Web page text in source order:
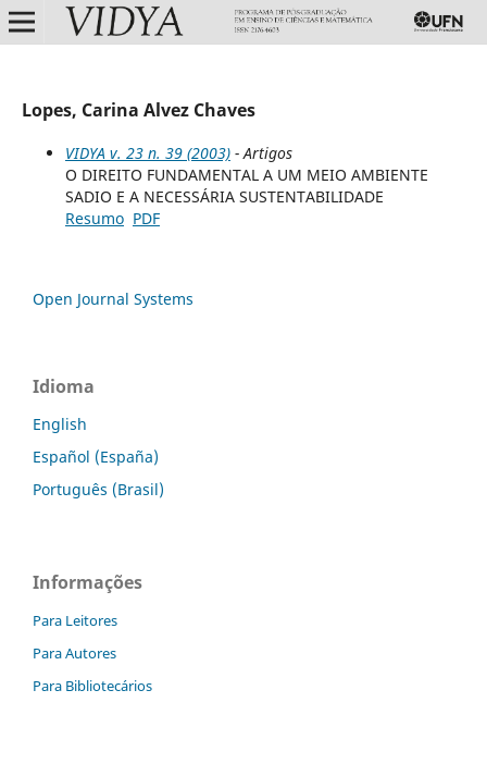
Lopes, Carina Alvez Chaves
VIDYA v. 23 n. 39 (2003)- Artigos
O DIREITO FUNDAMENTAL A UM MEIO AMBIENTE
SADIO E A NECESSÁRIA SUSTENTABILIDADE
Resumo PDF
Open Journal Systems
Idioma
English
Español (España)
Português (Brasil)
Informações
Para Leitores
Para Autores
Para Bibliotecários